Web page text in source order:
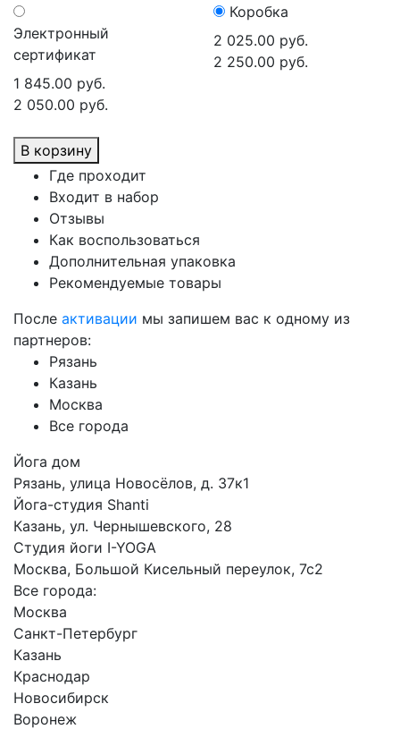
Электронный
сертификат
1 845.00 руб.
2 050.00 руб.
Коробка
2 025.00 руб.
2 250.00 руб.
В корзину
Где проходит
Входит в набор
Отзывы
Как воспользоваться
Дополнительная упаковка
Рекомендуемые товары
После активации мы запишем вас к одному из
партнеров:
Рязань
Казань
Москва
Все города
Йога дом
Рязань, улица Новосёлов, д. 37к1
Йога-студия Shanti
Казань, ул. Чернышевского, 28
Студия йоги I-YOGA
Москва, Большой Кисельный переулок, 7с2
Все города:
Москва
Санкт-Петербург
Казань
Краснодар
Новосибирск
Воронеж